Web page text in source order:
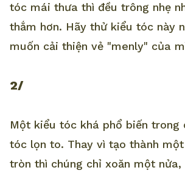
tóc mái thưa thì đều trông nhẹ
thắm hơn. Hãy thử kiểu tóc này
muốn cải thiện vẻ "menly" của
2/
Một kiểu tóc khá phổ biến trong
tóc lọn to. Thay vì tạo thành
tròn thì chúng chỉ xoăn một nửa,